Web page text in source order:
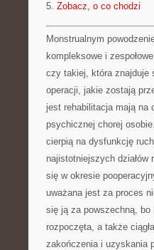
5. Zobacz, o co chodzi
Monstrualnym
kompleksowe i
czy takiej, która znajduje
operacji, jakie zostają
jest rehabilitacja mają na
psychicznej chorej
cierpią na dysfunkcję
najistotniejszych
się w okresie
uważana jest za proces
się ją za powszechną,
rozpoczęta, a także
zakończenia i uzyskania